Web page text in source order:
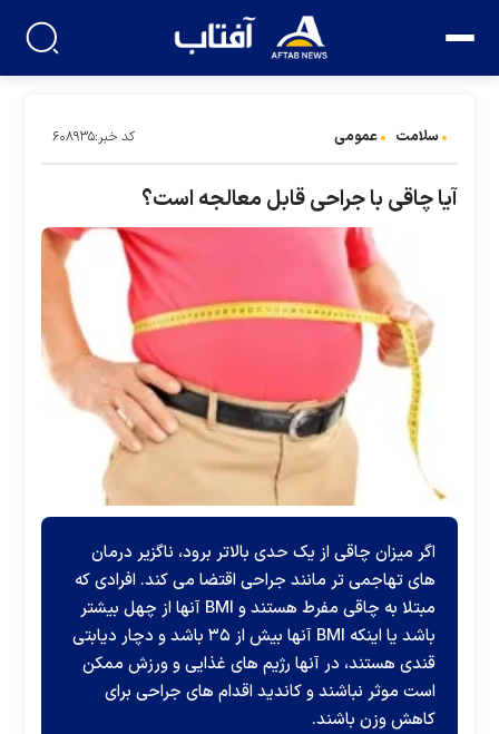
سلامت عمومی کد خبر:۶۰۸۹۳۵
آیا چاقی با جراحی قابل معالجه است؟
اگر میزان چاقی از یک حدی بالاتر برود، ناگزیر درمان
های تهاجمی تر مانند جراحی اقتضا می کند. افرادی که
مبتلا به چاقی مفرط هستند و BMI آنها از چهل بیشتر
باشد یا اینکه BMI آنها بیش از ۳۵ باشد و دچار دیابتی
قندی هستند، در آنها رژیم های غذایی و ورزش ممکن
است موثر نباشند و کاندید اقدام های جراحی برای
کاهش وزن باشند.